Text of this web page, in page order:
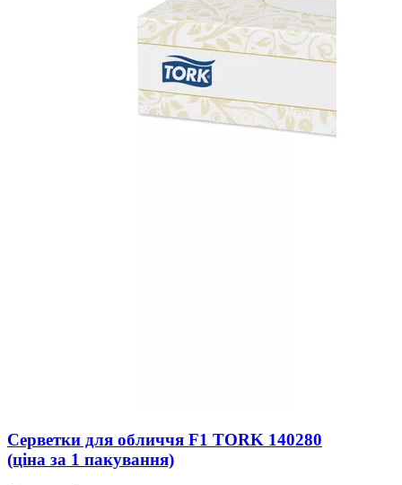
Серветки для обличчя F1 TORK 140280
(ціна за 1 пакування)